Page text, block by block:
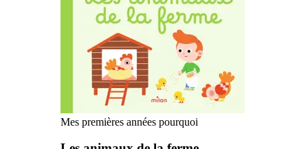
Mes premières années pourquoi